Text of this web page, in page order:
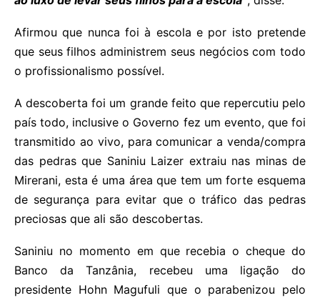
Afirmou que nunca foi à escola e por isto pretende
que seus filhos administrem seus negócios com todo
o profissionalismo possível.
A descoberta foi um grande feito que repercutiu pelo
país todo, inclusive o Governo fez um evento, que foi
transmitido ao vivo, para comunicar a venda/compra
das pedras que Saniniu Laizer extraiu nas minas de
Mirerani, esta é uma área que tem um forte esquema
de segurança para evitar que o tráfico das pedras
preciosas que ali são descobertas.
Saniniu no momento em que recebia o cheque do
Banco da Tanzânia, recebeu uma ligação do
presidente Hohn Magufuli que o parabenizou pelo